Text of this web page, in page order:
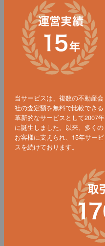
当サービスは、複数の不動産会
社の査定額を無料で比較できる
革新的なサービスとして2007年
に誕生しました。以来、多くの
お客様に支えられ、15年サービ
スを続けております。